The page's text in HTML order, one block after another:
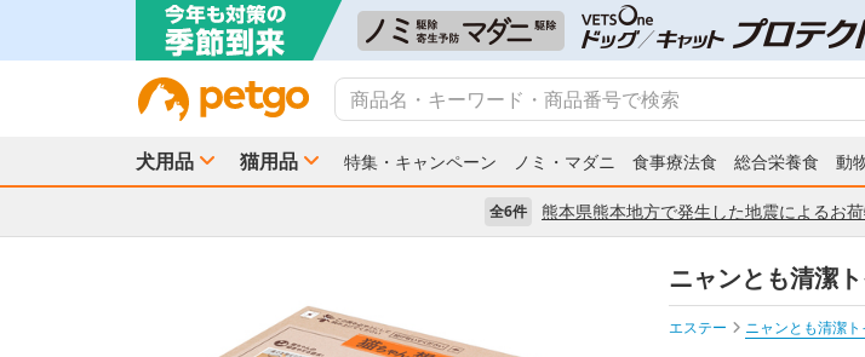
犬用品 猫用品 特集・キャンペーン ノミ・マダニ 食事療法食 総合栄養食 動
全6件 熊本県熊本地方で発生した地震によるお
ニャンとも清潔
エステー
ニャンとも清潔ト